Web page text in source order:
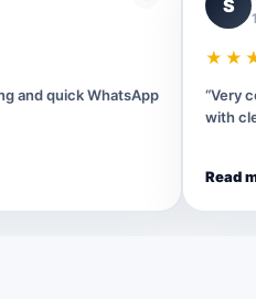
and quick WhatsApp
S
“Very
with
Read